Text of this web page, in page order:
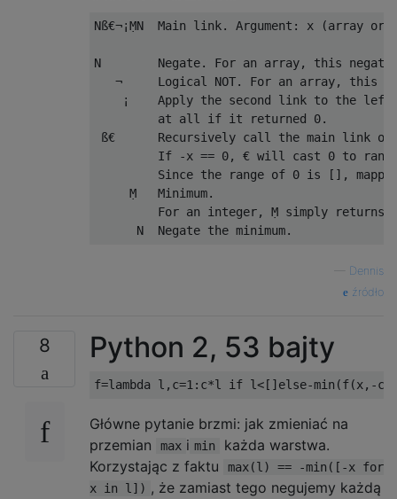
Nß€¬¡ṂN  Main link. Argument: x (array or
N        Negate. For an array, this
¬     Logical NOT. For an array, this
¡    Apply the second link to the
         at all if it returned 0.
ß€      Recursively call the main link
If -x == 0, € will cast 0 to
Since the range of 0 is [],
     Ṃ   Minimum.
For an integer, Ṃ simply returns
Dennis
źródło
8 Python 2, 53 bajty
f=lambda l , c=1 : c*l if l<[] else-min (f(x,-c
Główne pytanie brzmi: jak zmieniać na
przemian
max i min
każda warstwa.
Korzystając z faktu
max(l) == -min([-x for
x in l]) , że zamiast tego negujemy każdą